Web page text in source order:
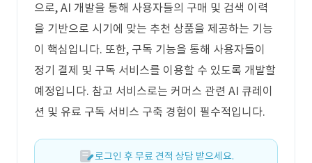
으로, AI 개발을 통해 사용자들의 구매 및 검색 이력
을 기반으로 시기에 맞는 추천 상품을 제공하는 기능
이 핵심입니다. 또한, 구독 기능을 통해 사용자들이
정기 결제 및 구독 서비스를 이용할 수 있도록 개발할
예정입니다. 참고 서비스로는 커머스 관련 AI 큐레이
션 및 유료 구독 서비스 구축 경험이 필수적입니다.
로그인 후 무료 견적 상담 받으세요.